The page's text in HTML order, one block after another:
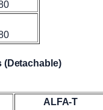
(Detachable)
ALFA-T